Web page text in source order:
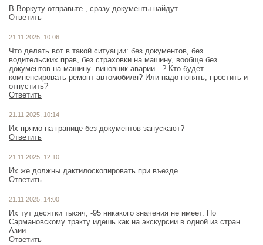
В Воркуту отправьте , сразу документы найдут .
Ответить
21.11.2025, 10:06
Что делать вот в такой ситуации: без документов, без
водительских прав, без страховки на машину, вообще без
документов на машину- виновник аварии...? Кто будет
компенсировать ремонт автомобиля? Или надо понять, простить и
отпустить?
Ответить
21.11.2025, 10:14
Их прямо на границе без документов запускают?
Ответить
21.11.2025, 12:10
Их же должны дактилоскопировать при въезде.
Ответить
21.11.2025, 14:00
Их тут десятки тысяч, -95 никакого значения не имеет. По
Сармановскому тракту идешь как на экскурсии в одной из стран
Азии.
Ответить